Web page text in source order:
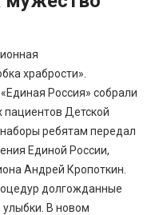
храбрости».
Россия» собрали
пациентов Детской
ребятам передал
Единой России,
Андрей Кропоткин.
долгожданные
улыбки. В новом